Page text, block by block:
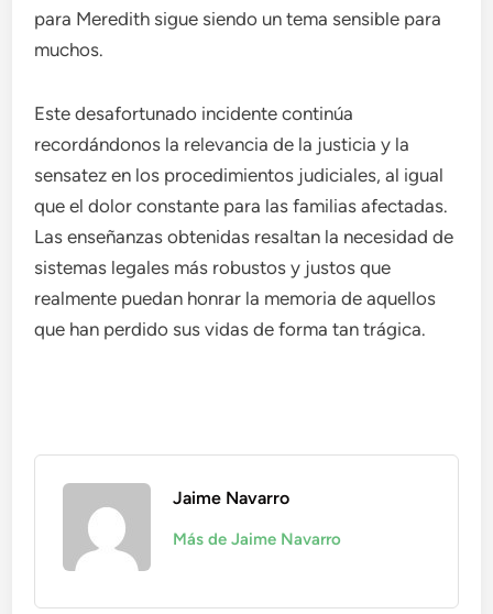
para Meredith sigue siendo un tema sensible para
muchos.
Este desafortunado incidente continúa
recordándonos la relevancia de la justicia y la
sensatez en los procedimientos judiciales, al igual
que el dolor constante para las familias afectadas.
Las enseñanzas obtenidas resaltan la necesidad de
sistemas legales más robustos y justos que
realmente puedan honrar la memoria de aquellos
que han perdido sus vidas de forma tan trágica.
Jaime Navarro
Más de Jaime Navarro